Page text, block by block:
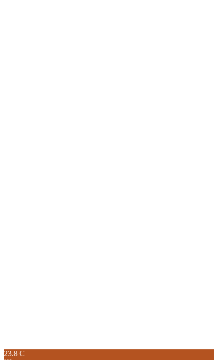
23.8 C